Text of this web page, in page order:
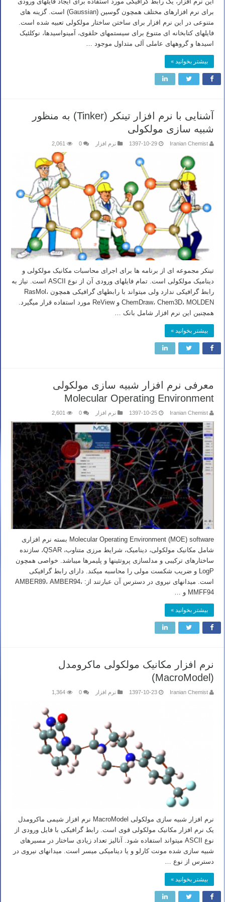
برای نرم افزارهای مختلف همچون گوسین (Gaussian) است. گزینه های
متنوعی در این نرم افزار برای ساختن ساختار مولکولی تعبیه شده است.
فایلهای کتابخانه ای متنوع برای سیستمهای حلقوی، آمینواسیدها، نوکلئیک
اسیدها و گروههای عاملی آلی متداول موجود …
بیشتر بخوانید »
آشنایی با نرم افزار تینکر (Tinker) به منظور
شبیه سازی مولکولی
Iranian Chemist
1397-10-29 نرم افزار 0
2,061
تینکر مجموعه ای از برنامه ها برای اجرای محاسبات مکانیک مولکولی و
دینامیک مولکولی است. تمام فایلهای ورودی آن از نوع ASCII است. نیاز به
رابط گرافیکی ندارد ولی میتواند با رابطهای گرافیکی همچون RasMol،
ChemDraw، Chem3D، MOLDEN و ReView مورد استفاده قرار میگیرد.
همچنین این نرم افزار شامل بانک …
بیشتر بخوانید »
معرفی نرم افزار شبیه سازی مولکولی
Molecular Operating Environment
Iranian Chemist
1397-10-25 نرم افزار 0
2,601
Molecular Operating Environment (MOE) software بسته نرم افزاری
شامل مکانیک مولکولی، دینامیک، شرایط مرزی متناوب، QSAR، سازنده
ساختارهای ترکیبی و مدلسازی پروتئینها و پلیمرها میباشد. خواصی همچون
LogP و ضریب شکست مولی را محاسبه میکند. دارای رابط گرافیکی
است. میدانهای نیروی در دسترس آن عبارتند از: AMBER89، AMBER94،
MMFF94 و …
بیشتر بخوانید »
نرم افزار مکانیک مولکولی ماکرومدل
(MacroModel)
Iranian Chemist
1397-10-23 نرم افزار 0
1,364
نرم افزار شبیه سازی مولکولی MacroModel نرم افزار شیمی ماکرومدل
یک نرم افزار مکانیک مولکولی قوی است. رابط گرافیکی با فایل ورودی از
نوع ASCII میتواند استفاده شود. آنالیز تعداد زیادی ساختار در مسیرهای
شبیه سازی شده مونت کارلو و یا دینامیکی میسر است. میدانهای نیروی در
دسترس از نوع …
بیشتر بخوانید »